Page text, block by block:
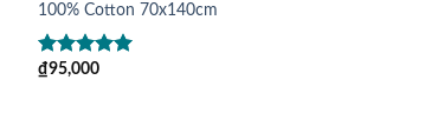
100% Cotton 70x140cm
Được xếp
₫95,000